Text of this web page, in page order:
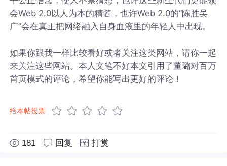
会Web 2.0以人为本的精髓，也许Web 2.0的“陈胜吴
广”会在真正把网络融入自身血液里的年轻人中出现。
如果你跟我一样比较看好或者关注这类网站，请你一起
来关注这些网站。本人文笔不好本文引用了董璐对百万
首页模式的评论，希望你能写出更好的评论！
给本帖投票
181 回复 打赏